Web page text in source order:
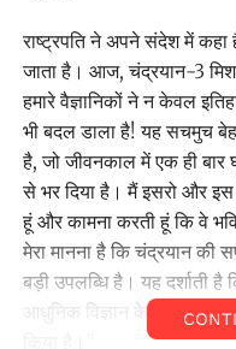
राष्ट्रपति ने अपने संदेश में
जाता है। आज, चंद्रयान-3
हमारे वैज्ञानिकों ने न केवल
भी बदल डाला है! यह सचमुच
है, जो जीवनकाल में एक ही बार
से भर दिया है। मैं इसरो और इस
हूं और कामना करती हूं कि वे
मेरा मानना है कि चंद्रयान की
बड़ी उपलब्धि है। यह दर्शाती
आधुनिक विज्ञान के साथ-साथ